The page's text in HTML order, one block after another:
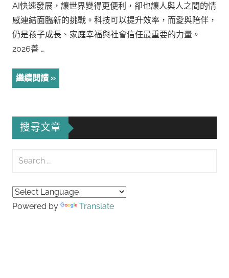
AI快速發展，讓世界變得更便利，卻也讓人與人之間的情
感連結面臨新的挑戰。科技可以提升效率，而愛與陪伴，
仍是孩子成長、家庭幸福與社會信任最重要的力量。
2026善 …
繼續閱讀
搜尋文章
Search
Powered by Translate